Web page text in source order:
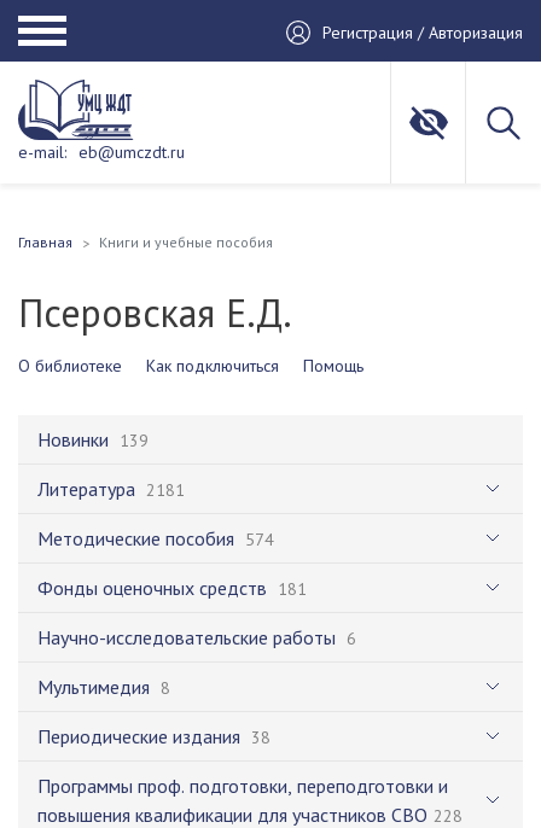
Регистрация / Авторизация
e-mail: eb@umczdt.ru
Главная Книги и учебные пособия
Псеровская Е.Д.
О библиотеке Как подключиться Помощь
Новинки 139
Литература 2181
Методические пособия 574
Фонды оценочных средств 181
Научно-исследовательские работы 6
Мультимедия 8
Периодические издания 38
Программы проф. подготовки, переподготовки и
повышения квалификации для участников СВО 228